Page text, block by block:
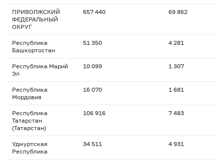
ПРИВОЛЖСКИЙ
ФЕДЕРАЛЬНЫЙ
ОКРУГ
657 440 69 862
Республика
Башкортостан
51 350 4 281
Республика Марий
Эл
10 099 1 307
Республика
Мордовия
16 070 1 681
Республика
Татарстан
(Татарстан)
106 916 7 483
Удмуртская
Республика
34 511 4 931